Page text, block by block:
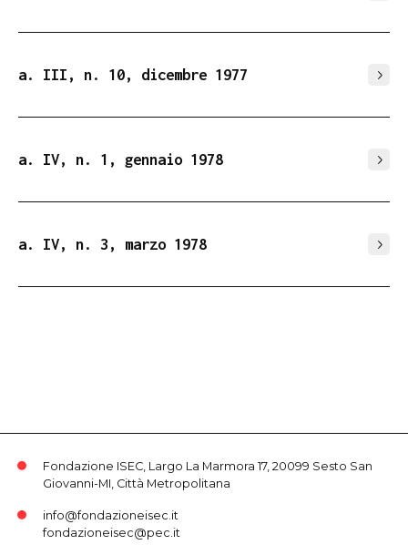
a. III, n. 10, dicembre 1977
a. IV, n. 1, gennaio 1978
a. IV, n. 3, marzo 1978
Fondazione ISEC, Largo La Marmora 17, 20099 Sesto San
Giovanni-MI, Città Metropolitana
info@fondazioneisec.it
fondazioneisec@pec.it